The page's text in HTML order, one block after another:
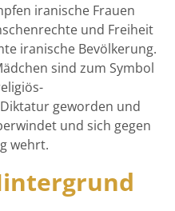
iranische Frauen
und Freiheit
iranische Bevölkerung.
sind zum Symbol
geworden und
und sich gegen
wehrt.